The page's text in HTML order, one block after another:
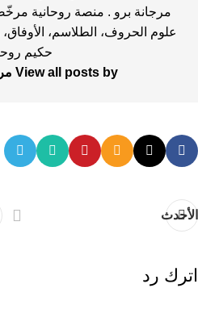
مرجانة برو . منصة روحانية
علوم الحروف، الطلاسم،
حكيم
View all posts by مرجانة / Marjana
الأحدث
اترك رد